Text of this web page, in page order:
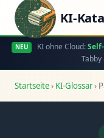
KI-
NEU KI ohne Cloud:
Startseite› KI-Glossar›